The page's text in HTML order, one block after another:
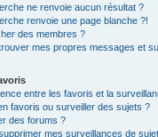
ne renvoie aucun résultat ?
renvoie une page blanche ?!
des membres ?
mes propres messages et
entre les favoris et la
favoris ou surveiller des sujets ?
des forums ?
mes surveillances de